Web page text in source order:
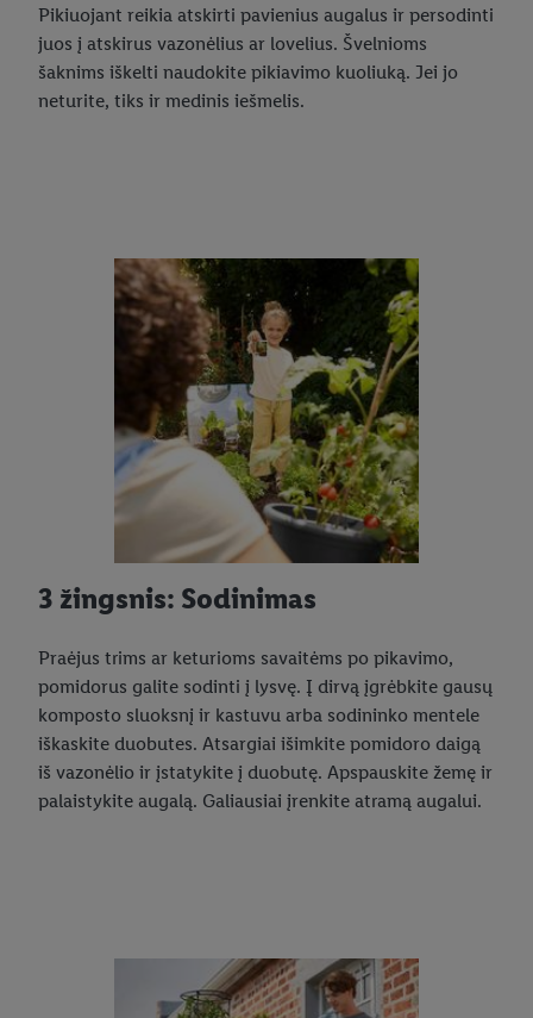
Pikiuojant reikia atskirti pavienius augalus ir persodinti
juos į atskirus vazonėlius ar lovelius. Švelnioms
šaknims iškelti naudokite pikiavimo kuoliuką. Jei jo
neturite, tiks ir medinis iešmelis.
3 žingsnis: Sodinimas
Praėjus trims ar keturioms savaitėms po pikavimo,
pomidorus galite sodinti į lysvę. Į dirvą įgrėbkite gausų
komposto sluoksnį ir kastuvu arba sodininko mentele
iškaskite duobutes. Atsargiai išimkite pomidoro daigą
iš vazonėlio ir įstatykite į duobutę. Apspauskite žemę ir
palaistykite augalą. Galiausiai įrenkite atramą augalui.